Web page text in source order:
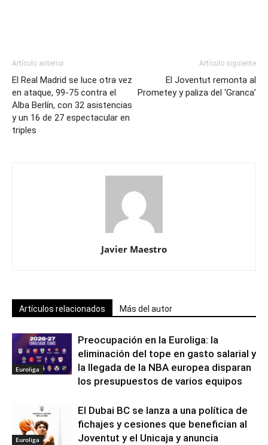
Artículo anterior
El Real Madrid se luce otra vez
en ataque, 99-75 contra el
Alba Berlín, con 32 asistencias
y un 16 de 27 espectacular en
triples
Artículo siguiente
El Joventut remonta al
Prometey y paliza del ‘Granca’
Javier Maestro
Artículos relacionados Más del autor
Euroliga
Preocupación en la Euroliga: la
eliminación del tope en gasto salarial y
la llegada de la NBA europea disparan
los presupuestos de varios equipos
Euroliga
El Dubai BC se lanza a una política de
fichajes y cesiones que benefician al
Joventut y el Unicaja y anuncia